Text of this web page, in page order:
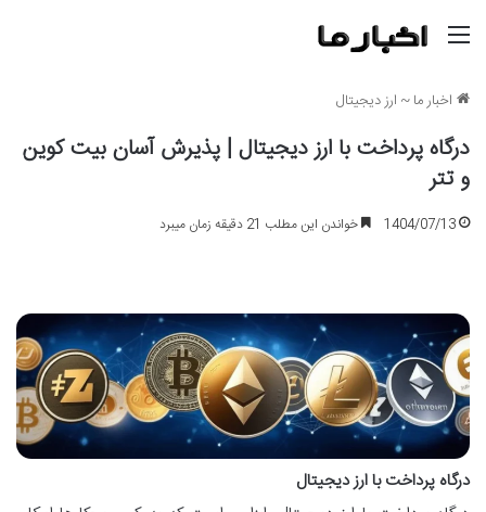
اخبار ما~ ارز دیجیتال
درگاه پرداخت با ارز دیجیتال | پذیرش آسان بیت کوین
و تتر
1404/07/13 خواندن این مطلب 21 دقیقه زمان میبرد
درگاه پرداخت با ارز دیجیتال